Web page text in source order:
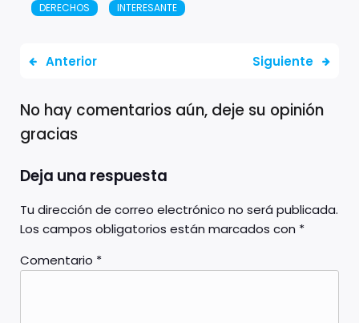
DERECHOS INTERESANTE
Anterior Siguiente
No hay comentarios aún, deje su opinión
gracias
Deja una respuesta
Tu dirección de correo electrónico no será publicada.
Los campos obligatorios están marcados con *
Comentario *